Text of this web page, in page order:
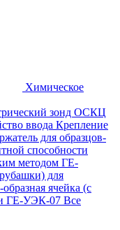
Химическое
зонд ОСКЦ
ввода Крепление
для образцов-
способности
методом ГЕ-
для
ячейка (с
ГЕ-УЭК-07 Все